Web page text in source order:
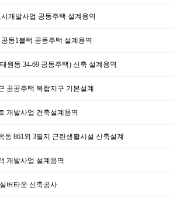
개발사업 공동주택 설계용역
동1블럭 공동주택 설계용역
원동 34-69 공동주택) 신축 설계용역
공공주택 복합지구 기본설계
개발사업 건축설계용역
동 861외 3필지 근린생활시설 신축설계
개발사업 설계용역
버타운 신축공사